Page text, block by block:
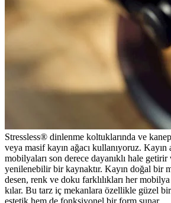
Stressless® dinlenme koltuklarında ve
veya masif kayın ağacı kullanıyoruz. Kayın
mobilyaları son derece dayanıklı hale getirir
yenilenebilir bir kaynaktır. Kayın doğal bir
desen, renk ve doku farklılıkları her mobilya
kılar. Bu tarz iç mekanlara özellikle güzel
estetik hem de fonksiyonel bir form sunar.